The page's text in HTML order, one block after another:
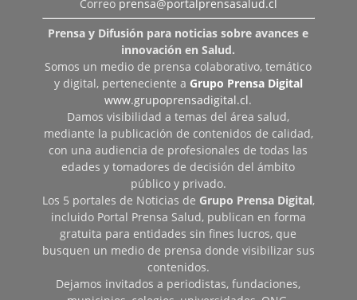
Correo prensa@portalprensasalud.cl
Prensa y Difusión para noticias sobre avances e
innovación en Salud.
Somos un medio de prensa colaborativo, temático
y digital, perteneciente a Grupo Prensa Digital
www.grupoprensadigital.cl.
Damos visibilidad a temas del área salud,
mediante la publicación de contenidos de calidad,
con una audiencia de profesionales de todas las
edades y tomadores de decisión del ámbito
público y privado.
Los 5 portales de Noticias de Grupo Prensa Digital,
incluido Portal Prensa Salud, publican en forma
gratuita para entidades sin fines lucros, que
busquen un medio de prensa donde visibilizar sus
contenidos.
Dejamos invitados a periodistas, fundaciones,